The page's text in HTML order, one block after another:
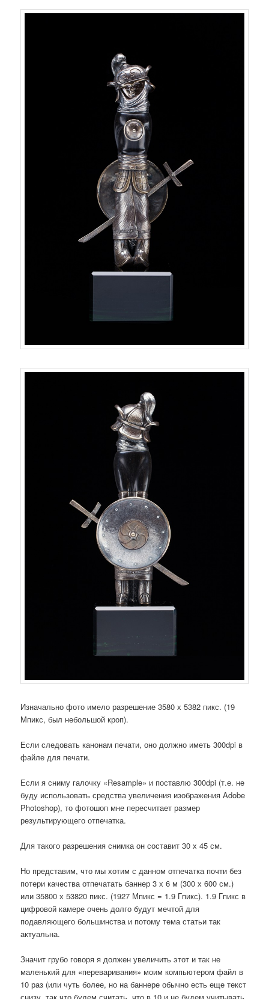
Изначально фото имело разрешение 3580 х 5382 пикс. (19
Мпикс, был небольшой кроп).
Если следовать канонам печати, оно должно иметь 300dpi в
файле для печати.
Если я сниму галочку «Resample» и поставлю 300dpi (т.е. не
буду использовать средства увеличения изображения Adobe
Photoshop), то фотошоп мне пересчитает размер
результирующего отпечатка.
Для такого разрешения снимка он составит 30 х 45 см.
Но представим, что мы хотим с данном отпечатка почти без
потери качества отпечатать баннер 3 х 6 м (300 х 600 см.)
или 35800 х 53820 пикс. (1927 Мпикс = 1.9 Гпикс). 1.9 Гпикс в
цифровой камере очень долго будут мечтой для
подавляющего большинства и потому тема статьи так
актуальна.
Значит грубо говоря я должен увеличить этот и так не
маленький для «переваривания» моим компьютером файл в
10 раз (или чуть более, но на баннере обычно есть еще текст